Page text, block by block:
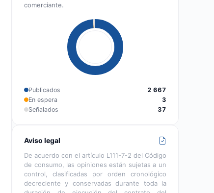
comerciante.
Publicados
2 667
En espera
3
Señalados
37
Aviso legal
De acuerdo con el artículo L111-7-2 del Código
de consumo, las opiniones están sujetas a un
control, clasificadas por orden cronológico
decreciente y conservadas durante toda la